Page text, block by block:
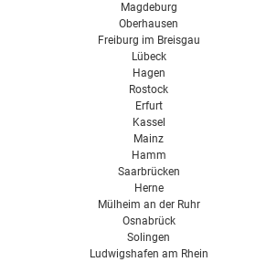
Magdeburg
Oberhausen
Freiburg im Breisgau
Lübeck
Hagen
Rostock
Erfurt
Kassel
Mainz
Hamm
Saarbrücken
Herne
Mülheim an der Ruhr
Osnabrück
Solingen
Ludwigshafen am Rhein